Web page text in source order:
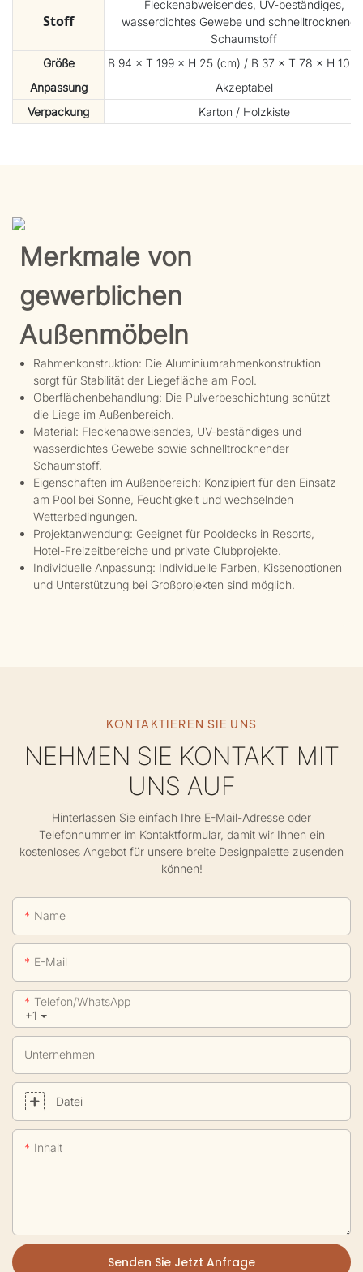
Stoff
Fleckenabweisendes, UV-beständiges,
wasserdichtes Gewebe und
Schaumstoff
Größe
B 94 × T 199 × H 25 (cm) / B 37 × T 78 × H 10
Anpassung
Akzeptabel
Verpackung
Karton / Holzkiste
Merkmale von
gewerblichen
Außenmöbeln
Rahmenkonstruktion: Die Aluminiumrahmenkonstruktion
sorgt für Stabilität der Liegefläche am Pool.
Oberflächenbehandlung: Die Pulverbeschichtung schützt
die Liege im Außenbereich.
Material: Fleckenabweisendes, UV-beständiges und
wasserdichtes Gewebe sowie schnelltrocknender
Schaumstoff.
Eigenschaften im Außenbereich: Konzipiert für den Einsatz
am Pool bei Sonne, Feuchtigkeit und wechselnden
Wetterbedingungen.
Projektanwendung: Geeignet für Pooldecks in Resorts,
Hotel-Freizeitbereiche und private Clubprojekte.
Individuelle Anpassung: Individuelle Farben, Kissenoptionen
und Unterstützung bei Großprojekten sind möglich.
KONTAKTIEREN SIE UNS
NEHMEN SIE KONTAKT MIT
UNS AUF
Hinterlassen Sie einfach Ihre E-Mail-Adresse oder
Telefonnummer im Kontaktformular, damit wir Ihnen ein
kostenloses Angebot für unsere breite Designpalette zusenden
können!
Name
E-Mail
+1
Telefon/WhatsApp
Unternehmen
Datei
Inhalt
Senden Sie Jetzt Anfrage